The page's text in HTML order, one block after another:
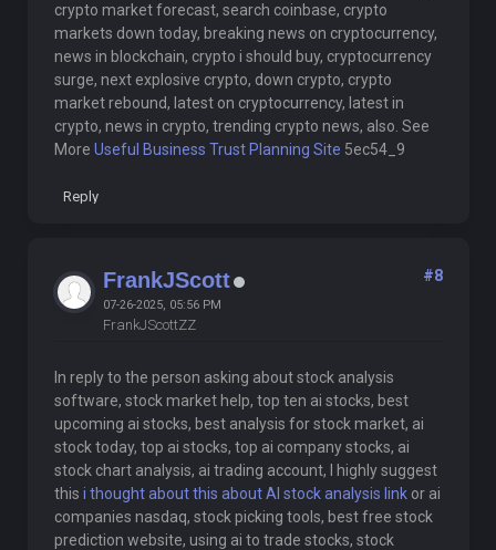
crypto market forecast, search coinbase, crypto
markets down today, breaking news on cryptocurrency,
news in blockchain, crypto i should buy, cryptocurrency
surge, next explosive crypto, down crypto, crypto
market rebound, latest on cryptocurrency, latest in
crypto, news in crypto, trending crypto news, also. See
More Useful Business Trust Planning Site 5ec54_9
Reply
FrankJScott
07-26-2025, 05:56 PM
FrankJScottZZ
#8
In reply to the person asking about stock analysis
software, stock market help, top ten ai stocks, best
upcoming ai stocks, best analysis for stock market, ai
stock today, top ai stocks, top ai company stocks, ai
stock chart analysis, ai trading account, I highly suggest
this i thought about this about AI stock analysis linkor ai
companies nasdaq, stock picking tools, best free stock
prediction website, using ai to trade stocks, stock